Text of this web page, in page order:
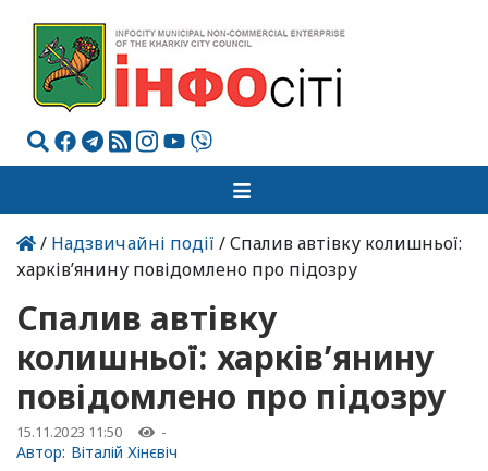
/ Надзвичайні події / Спалив автівку колишньої:
харків’янину повідомлено про підозру
Спалив автівку
колишньої: харків’янину
повідомлено про підозру
15.11.2023 11:50 -
Автор: Віталій Хінєвіч